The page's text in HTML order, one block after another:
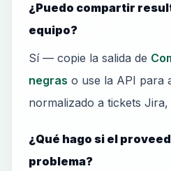
¿Puedo compartir
equipo?
Sí — copie la salida de
negras o use la API para
normalizado a tickets
¿Qué hago si el
problema?